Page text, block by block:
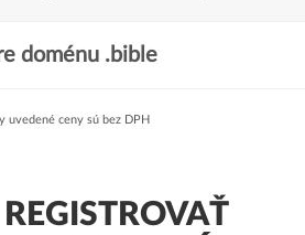
doménu .bible
uvedené ceny sú bez DPH
REGISTROVAŤ